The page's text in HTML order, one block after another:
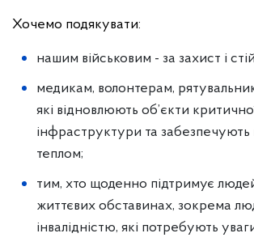
Хочемо подякувати:
нашим військовим - за захист і
медикам, волонтерам,
які відновлюють об’єкти
інфраструктури та забезпечують
теплом;
тим, хто щоденно підтримує
життєвих обставинах, зокрема
інвалідністю, які потребують